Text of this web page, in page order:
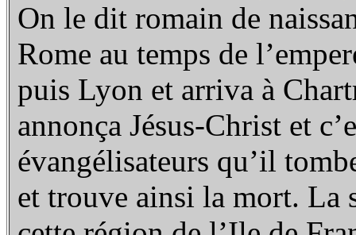
On le dit romain de
Rome au temps de
puis Lyon et arriva à
annonça Jésus-Christ et
évangélisateurs qu’il
et trouve ainsi la mort. La